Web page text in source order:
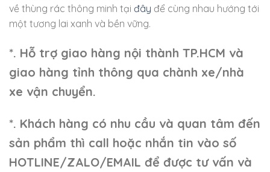
về thùng rác thông minh tại đây để cùng nhau hướng tới
một tương lai xanh và bền vững.
*. Hỗ trợ giao hàng nội thành TP.HCM và
giao hàng tỉnh thông qua chành xe/nhà
xe vận chuyển.
*. Khách hàng có nhu cầu và quan tâm đến
sản phẩm thì call hoặc nhắn tin vào số
HOTLINE/ZALO/EMAIL để được tư vấn và